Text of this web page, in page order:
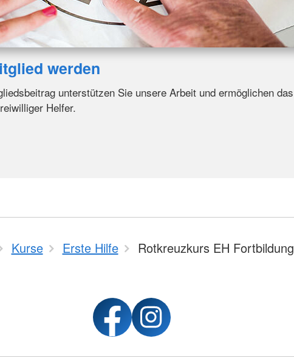
werden
unterstützen Sie unsere Arbeit und ermöglichen das
Helfer.
Kurse Erste Hilfe Rotkreuzkurs EH Fortbildung